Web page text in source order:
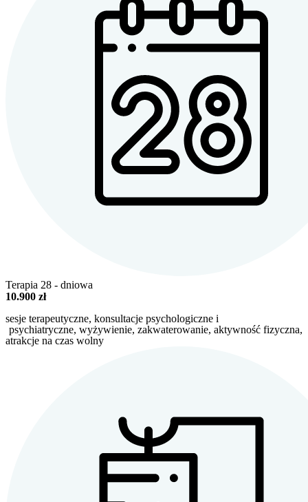
Terapia 28 - dniowa
10.900 zł
sesje terapeutyczne, konsultacje psychologiczne i
psychiatryczne, wyżywienie, zakwaterowanie, aktywność fizyczna,
atrakcje na czas wolny